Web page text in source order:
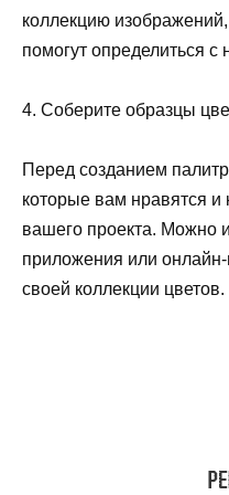
коллекцию
помогут определиться
4. Соберите образцы
Перед созданием
которые вам нравятся и
вашего проекта. Можно
приложения или
своей коллекции цветов.